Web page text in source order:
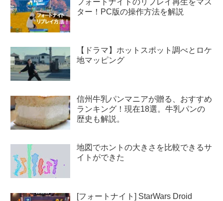
フォートナイトのリプレイ再生をマス
ター！PC版の操作方法を解説
【ドラマ】ホットスポット調べとロケ
地マッピング
信州牛乳パンマニアが贈る、おすすめ
ランキング！現在18選。牛乳パンの
歴史も解説。
地図でホントの大きさを比較できるサ
イトができた
[フォートナイト] StarWars Droid